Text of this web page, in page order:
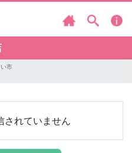
市
されていません